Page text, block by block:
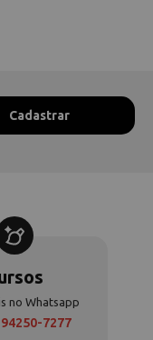
no Whatsapp
7277